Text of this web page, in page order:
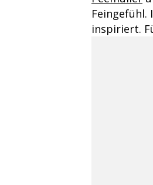
inspiriert.